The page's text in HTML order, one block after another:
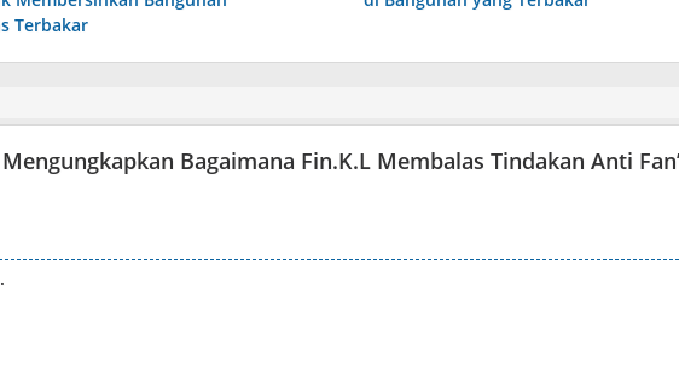
Terbakar
Bagaimana Fin.K.L Membalas Tindakan Anti Fan
.